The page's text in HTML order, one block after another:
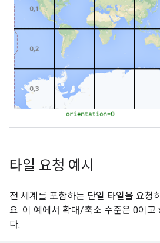
타일 요청 예시
전 세계를 포함하는 단일 타일을 요청
요. 이 예에서 확대/축소 수준은 0이고
다.